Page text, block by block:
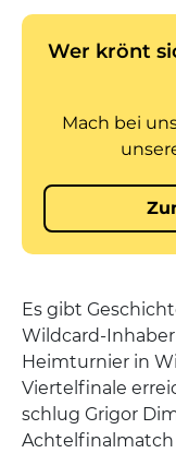
Es gibt
Wildcard-
Heimturnier in
Viertelfinale
schlug Grigor
Achtelfinalmatch